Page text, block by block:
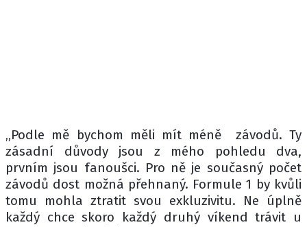
„Podle mě bychom měli mít méně závodů. Ty
zásadní důvody jsou z mého pohledu dva,
prvním jsou fanoušci. Pro ně je současný počet
závodů dost možná přehnaný. Formule 1 by kvůli
tomu mohla ztratit svou exkluzivitu. Ne úplně
každý chce skoro každý druhý víkend trávit u